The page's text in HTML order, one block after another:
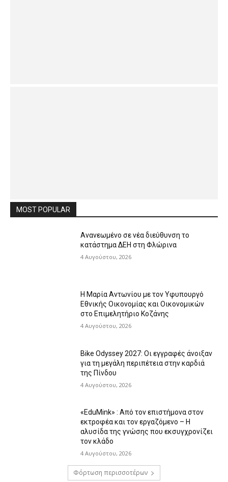
MOST POPULAR
Ανανεωμένο σε νέα διεύθυνση το
κατάστημα ΔΕΗ στη Φλώρινα
4 Αυγούστου, 2026
Η Μαρία Αντωνίου με τον Υφυπουργό
Εθνικής Οικονομίας και Οικονομικών
στο Επιμελητήριο Κοζάνης
4 Αυγούστου, 2026
Bike Odyssey 2027: Οι εγγραφές άνοιξαν
για τη μεγάλη περιπέτεια στην καρδιά
της Πίνδου
4 Αυγούστου, 2026
«EduMink» : Από τον επιστήμονα στον
εκτροφέα και τον εργαζόμενο – Η
αλυσίδα της γνώσης που εκσυγχρονίζει
τον κλάδο
4 Αυγούστου, 2026
Φόρτωση περισσοτέρων